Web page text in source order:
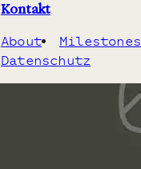
Kontakt
About Milestones
Datenschutz